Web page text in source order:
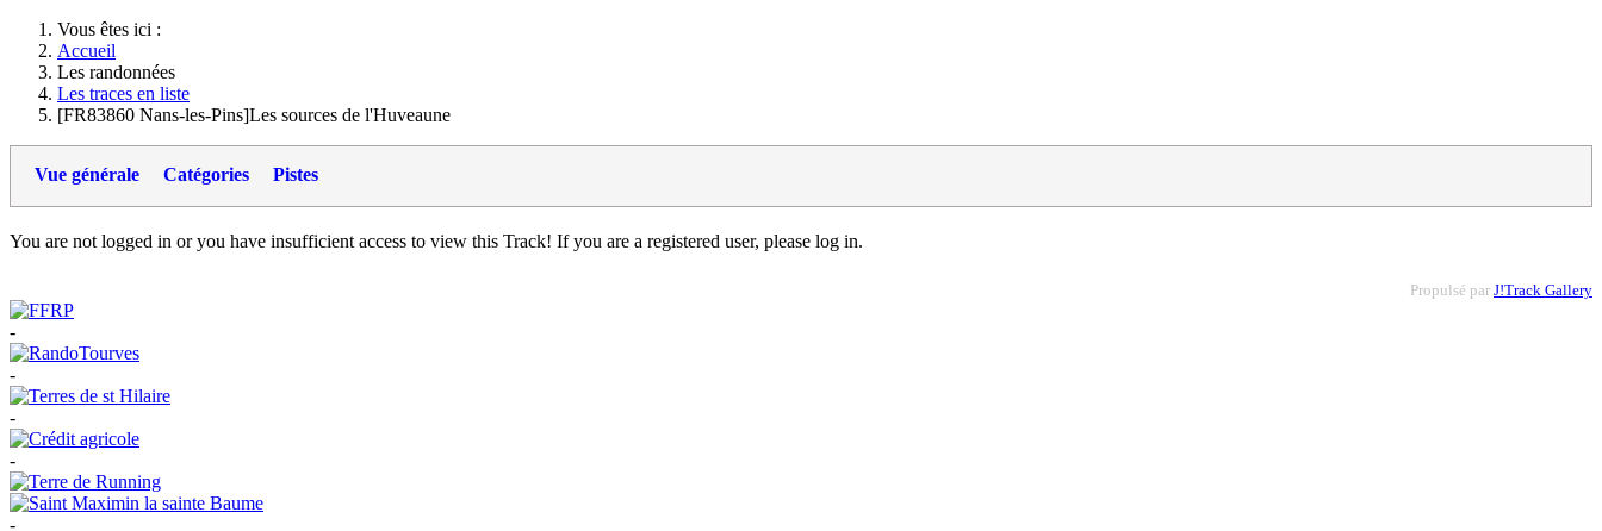
Vous êtes ici :
Accueil
Les randonnées
Les traces en liste
[FR83860 Nans-les-Pins]Les sources de l'Huveaune
Vue générale Catégories Pistes
You are not logged in or you have insufficient access to view this Track! If you are a registered user, please log in.
Propulsé par J!Track Gallery
-
-
-
-
-